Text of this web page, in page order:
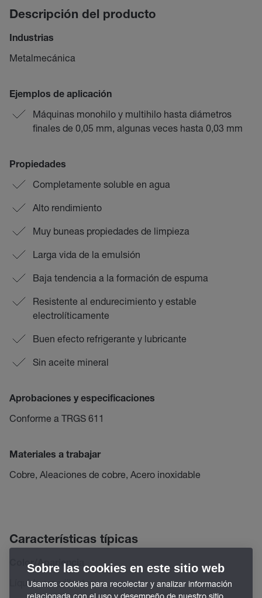
Descripción del producto
Industrias
Metalmecánica
Ejemplos de aplicación
Máquinas monohilo y multihilo hasta diámetros
finales de 0,05 mm, algunas veces hasta 0,03 mm
Propiedades
Completamente soluble en agua
Alto rendimiento
Muy buneas propiedades de limpieza
Larga vida de la emulsión
Baja tendencia a la formación de espuma
Resistente al endurecimiento y estable
electrolíticamente
Buen efecto refrigerante y lubricante
Sin aceite mineral
Aprobaciones y especificaciones
Conforme a TRGS 611
Materiales a trabajar
Cobre, Aleaciones de cobre, Acero inoxidable
Características típicas
Color/Apariencia
Líquido amarillento
Sobre las cookies en este sitio web
Usamos cookies para recolectar y analizar información
relacionada con el uso y desempeño de nuestro sitio